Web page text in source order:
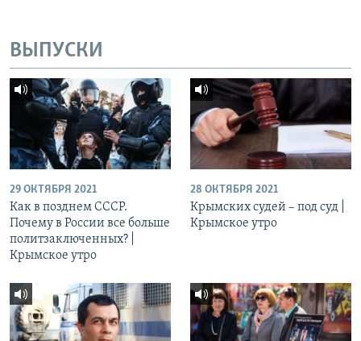
ВЫПУСКИ
29 ОКТЯБРЯ 2021
Как в позднем СССР.
Почему в России все больше
политзаключенных? |
Крымское утро
28 ОКТЯБРЯ 2021
Крымских судей – под суд |
Крымское утро